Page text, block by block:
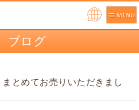
ブログ
とめてお売りいただきまし